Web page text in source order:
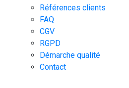
Références clients
FAQ
CGV
RGPD
Démarche qualité
Contact